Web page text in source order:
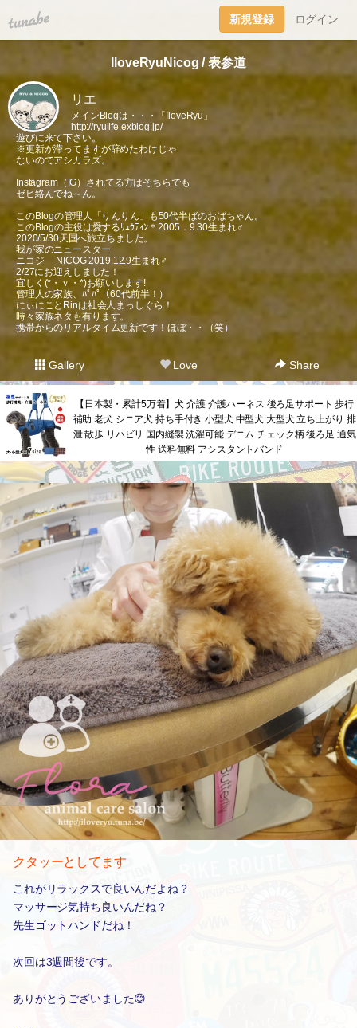
tuna.be 新規登録 ログイン
IloveRyuNicog / 表参道
リエ
メインBlogは・・・「IloveRyu」
http://ryulife.exblog.jp/
遊びに来て下さい。
※更新が滞ってますが辞めたわけじゃ
ないのでアシカラズ。
Instagram（IG）されてる方はそちらでも
ゼヒ絡んでね～ん。
このBlogの管理人「りんりん」も50代半ばのおばちゃん。
このBlogの主役は愛するﾘｭｳﾃｨﾝ＊2005．9.30生まれ♂
2020/5/30天国へ旅立ちました。
我が家のニュースター
ニコジ NICOG 2019.12.9生まれ♂
2/27にお迎えしました！
宜しく(*・ｖ・*)お願いします!
管理人の家族、ﾊﾟﾊﾟ（60代前半！）
にぃにことRinは社会人まっしぐら！
時々家族ネタも有ります。
携帯からのリアルタイム更新です！ほぼ・・（笑）
Gallery Love Share
【日本製・累計5万着】犬 介護 介護ハーネス 後ろ足サポート 歩行
補助 老犬 シニア犬 持ち手付き 小型犬 中型犬 大型犬 立ち上がり 排
泄 散歩 リハビリ 国内縫製 洗濯可能 デニム チェック柄 後ろ足 通気
性 送料無料 アシスタントバンド
クタッーとしてます
これがリラックスで良いんだよね？
マッサージ気持ち良いんだね？
先生ゴットハンドだね！
次回は3週間後です。
ありがとうございました😊